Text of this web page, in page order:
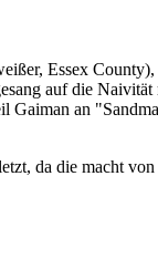
Essex
auf die
an
da die macht